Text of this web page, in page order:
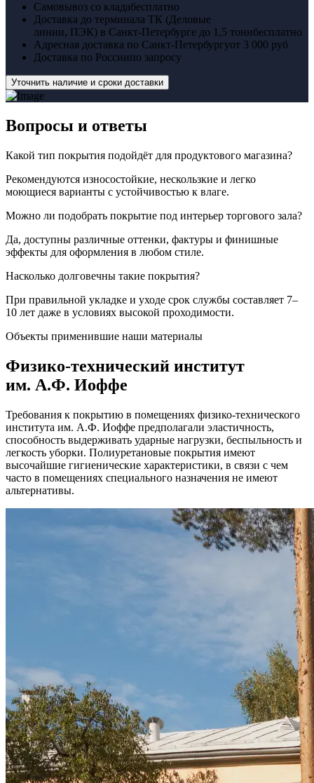
Самовывоз со кладабесплатно
Доставка до терминала ТК (Деловые
линии, ПЭК) в Санкт-Петербурге до 1,5 тоннбесплатно
Адресная доставка по Санкт-Петербургуот 3 000 руб
Доставка по Россиипо запросу
Уточнить наличие и сроки доставки
Вопросы и ответы
Какой тип покрытия подойдёт для продуктового магазина?
Рекомендуются износостойкие, нескользкие и легко
моющиеся варианты с устойчивостью к влаге.
Можно ли подобрать покрытие под интерьер торгового зала?
Да, доступны различные оттенки, фактуры и финишные
эффекты для оформления в любом стиле.
Насколько долговечны такие покрытия?
При правильной укладке и уходе срок службы составляет 7–
10 лет даже в условиях высокой проходимости.
Объекты применившие наши материалы
Физико-технический институт
им. А.Ф. Иоффе
Требования к покрытию в помещениях физико-технического
института им. А.Ф. Иоффе предполагали эластичность,
способность выдерживать ударные нагрузки, беспыльность и
легкость уборки. Полиуретановые покрытия имеют
высочайшие гигиенические характеристики, в связи с чем
часто в помещениях специального назначения не имеют
альтернативы.